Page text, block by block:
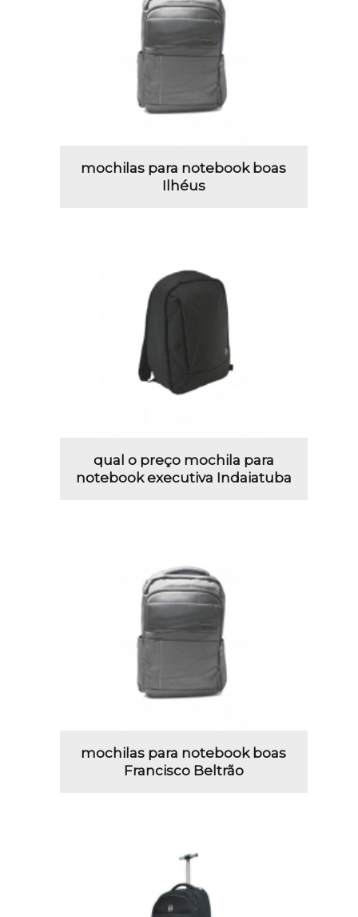
mochilas para notebook boas
Ilhéus
qual o preço mochila para
notebook executiva Indaiatuba
mochilas para notebook boas
Francisco Beltrão